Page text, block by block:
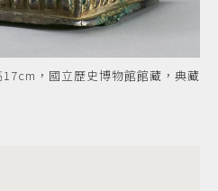
，國立歷史博物館館藏，典藏